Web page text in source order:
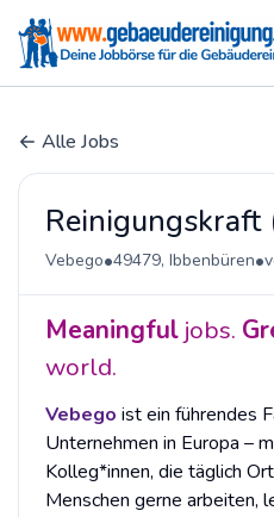
Alle Jobs
Reinigungskraft
Vebego•49479, Ibbenbüren•
Meaningfuljobs.
world.
Vebego ist ein führendes
Unternehmen in Europa –
Kolleg*innen, die täglich
Menschen gerne arbeiten,